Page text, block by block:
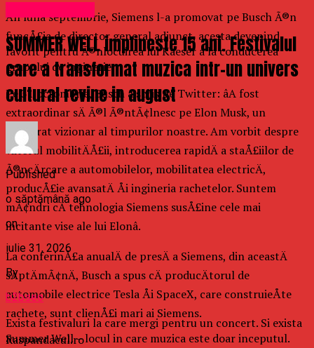
Ãn luna septembrie, Siemens l-a promovat pe Busch Ã®n
funcÅ£ia de director general adjunct, acesta devenind
favorit pentru Ã®nlocuirea lui Kaeser a la conducerea
grupului de inginerie.
Pe 31 octombrie, Busch a scris pe Twitter: âA fost
extraordinar sÄ Ã®l Ã®ntÃ¢lnesc pe Elon Musk, un
adevÄrat vizionar al timpurilor noastre. Am vorbit despre
viitorul mobilitÄÅ£ii, introducerea rapidÄ a staÅ£iilor de
Ã®ncÄrcare a automobilelor, mobilitatea electricÄ,
producÅ£ie avansatÄ Åi ingineria rachetelor. Suntem
mÃ¢ndri cÄ tehnologia Siemens susÅ£ine cele mai
incitante vise ale lui Elonâ.
La conferinÅ£a anualÄ de presÄ a Siemens, din aceastÄ
sÄptÄmÃ¢nÄ, Busch a spus cÄ producÄtorul de
automobile electrice Tesla Åi SpaceX, care construieÅte
rachete, sunt clienÅ£i mari ai Siemens.
Raspandacul.ro
SUMMER WELL implineste 15 ani. Festivalul
care a transformat muzica intr-un univers
cultural revine in august
Published
o săptămână ago
on
iulie 31, 2026
By
b2bseo
Exista festivaluri la care mergi pentru un concert. Si exista
Summer Well – locul in care muzica este doar inceputul.